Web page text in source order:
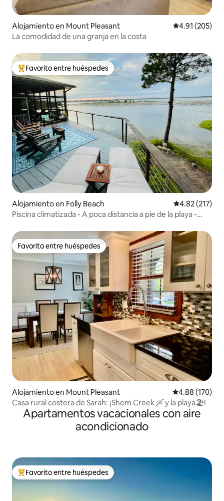
Alojamiento en Mount Pleasant Calificación
4.91 (205)
La comodidad de una granja en la costa
Favorito entre huéspedes preferido
Favorito entre huéspedes
Alojamiento en Folly Beach Calificación
4.82 (217)
Piscina climatizada - A poca distancia a pie de la playa -
Favorito entre huéspedes
Favorito entre huéspedes
Alojamiento en Mount Pleasant Calificación
4.88 (170)
Casa rural costera de Sarah: ¡Shem Creek 🛶 y la playa🏖!
Apartamentos vacacionales con aire
acondicionado
Favorito entre huéspedes preferido
Favorito entre huéspedes